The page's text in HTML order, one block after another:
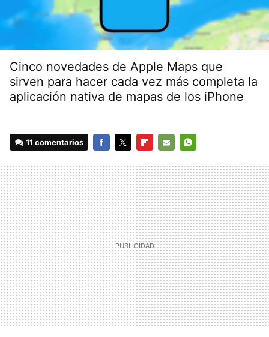
Cinco novedades de Apple Maps que
sirven para hacer cada vez más completa la
aplicación nativa de mapas de los iPhone
11 comentarios
MAIL